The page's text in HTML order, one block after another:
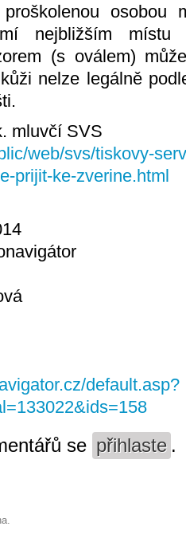
proškolenou
nejbližším místu
(s oválem)
nelze legálně
mluvčí SVS
web/svs/tiskovy-
prijit-ke-zverine.html
default.asp?
se přihlaste .